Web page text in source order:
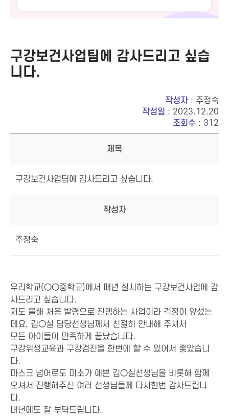
구강보건사업팀에 감사드리고 싶습
니다.
작성자: 주정숙
작성일 : 2023.12.20
조회수 : 312
제목
구강보건사업팀에 감사드리고 싶습니다.
작성자
주정숙
우리학교(○○중학교)에서 매년 실시하는 구강보건사업에 감
사드리고 싶습니다.
저도 올해 처음 발령으로 진행하는 사업이라 걱정이 앞섰는
데요, 김○실 담당선생님께서 친절히 안내해 주셔서
모든 아이들이 만족하게 끝났습니다.
구강위생교육과 구강검진을 한번에 할 수 있어서 좋았습니
다.
마스크 넘어로도 미소가 예쁜 김○실선생님을 비롯해 함께
오셔서 진행해주신 여러 선생님들께 다시한번 감사드립니
다.
내년에도 잘 부탁드립니다.